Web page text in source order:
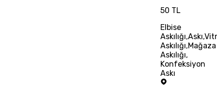
50 TL
Elbise
Askılığı,Mağaza
Askılığı,
Konfeksiyon
Askı